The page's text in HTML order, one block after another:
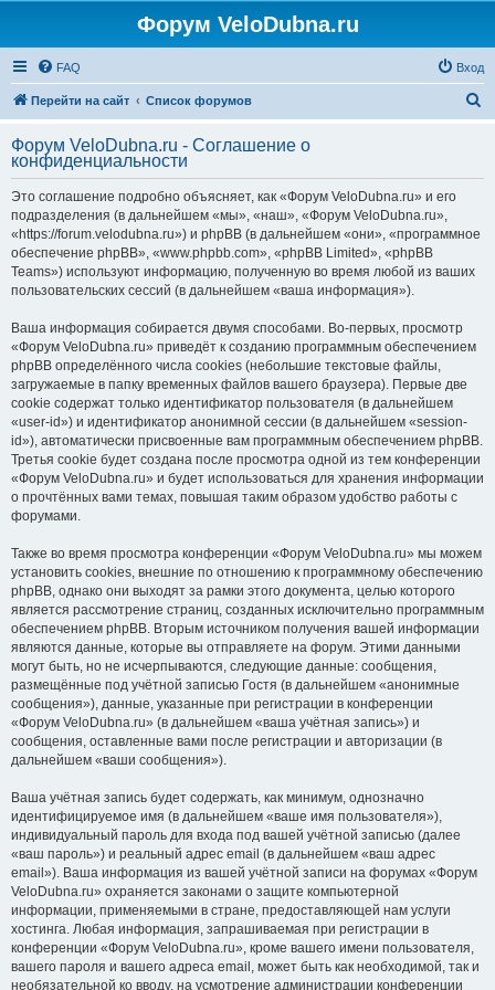
Форум VeloDubna.ru
FAQ Вход
Перейти на сайт Список форумов
с
Форум VeloDubna.ru - Соглашение о
конфиденциальности
Это соглашение подробно объясняет, как «Форум VeloDubna.ru» и его
подразделения (в дальнейшем «мы», «наш», «Форум VeloDubna.ru»,
«https://forum.velodubna.ru») и phpBB (в дальнейшем «они», «программное
обеспечение phpBB», «www.phpbb.com», «phpBB Limited», «phpBB
Teams») используют информацию, полученную во время любой из ваших
пользовательских сессий (в дальнейшем «ваша информация»).
Ваша информация собирается двумя способами. Во-первых, просмотр
«Форум VeloDubna.ru» приведёт к созданию программным обеспечением
phpBB определённого числа cookies (небольшие текстовые файлы,
загружаемые в папку временных файлов вашего браузера). Первые две
cookie содержат только идентификатор пользователя (в дальнейшем
«user-id») и идентификатор анонимной сессии (в дальнейшем «session-
id»), автоматически присвоенные вам программным обеспечением phpBB.
Третья cookie будет создана после просмотра одной из тем конференции
«Форум VeloDubna.ru» и будет использоваться для хранения информации
о прочтённых вами темах, повышая таким образом удобство работы с
форумами.
Также во время просмотра конференции «Форум VeloDubna.ru» мы можем
установить cookies, внешние по отношению к программному обеспечению
phpBB, однако они выходят за рамки этого документа, целью которого
является рассмотрение страниц, созданных исключительно программным
обеспечением phpBB. Вторым источником получения вашей информации
являются данные, которые вы отправляете на форум. Этими данными
могут быть, но не исчерпываются, следующие данные: сообщения,
размещённые под учётной записью Гостя (в дальнейшем «анонимные
сообщения»), данные, указанные при регистрации в конференции
«Форум VeloDubna.ru» (в дальнейшем «ваша учётная запись») и
сообщения, оставленные вами после регистрации и авторизации (в
дальнейшем «ваши сообщения»).
Ваша учётная запись будет содержать, как минимум, однозначно
идентифицируемое имя (в дальнейшем «ваше имя пользователя»),
индивидуальный пароль для входа под вашей учётной записью (далее
«ваш пароль») и реальный адрес email (в дальнейшем «ваш адрес
email»). Ваша информация из вашей учётной записи на форумах «Форум
VeloDubna.ru» охраняется законами о защите компьютерной
информации, применяемыми в стране, предоставляющей нам услуги
хостинга. Любая информация, запрашиваемая при регистрации в
конференции «Форум VeloDubna.ru», кроме вашего имени пользователя,
вашего пароля и вашего адреса email, может быть как необходимой, так и
необязательной ко вводу, на усмотрение администрации конференции